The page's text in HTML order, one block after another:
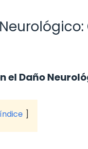
el Daño